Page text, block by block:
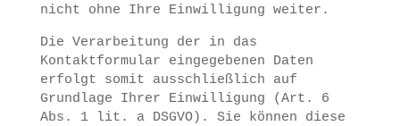
nicht ohne Ihre Einwilligung weiter.
Die Verarbeitung der in das
Kontaktformular eingegebenen Daten
erfolgt somit ausschließlich auf
Grundlage Ihrer Einwilligung (Art. 6
Abs. 1 lit. a DSGVO). Sie können diese